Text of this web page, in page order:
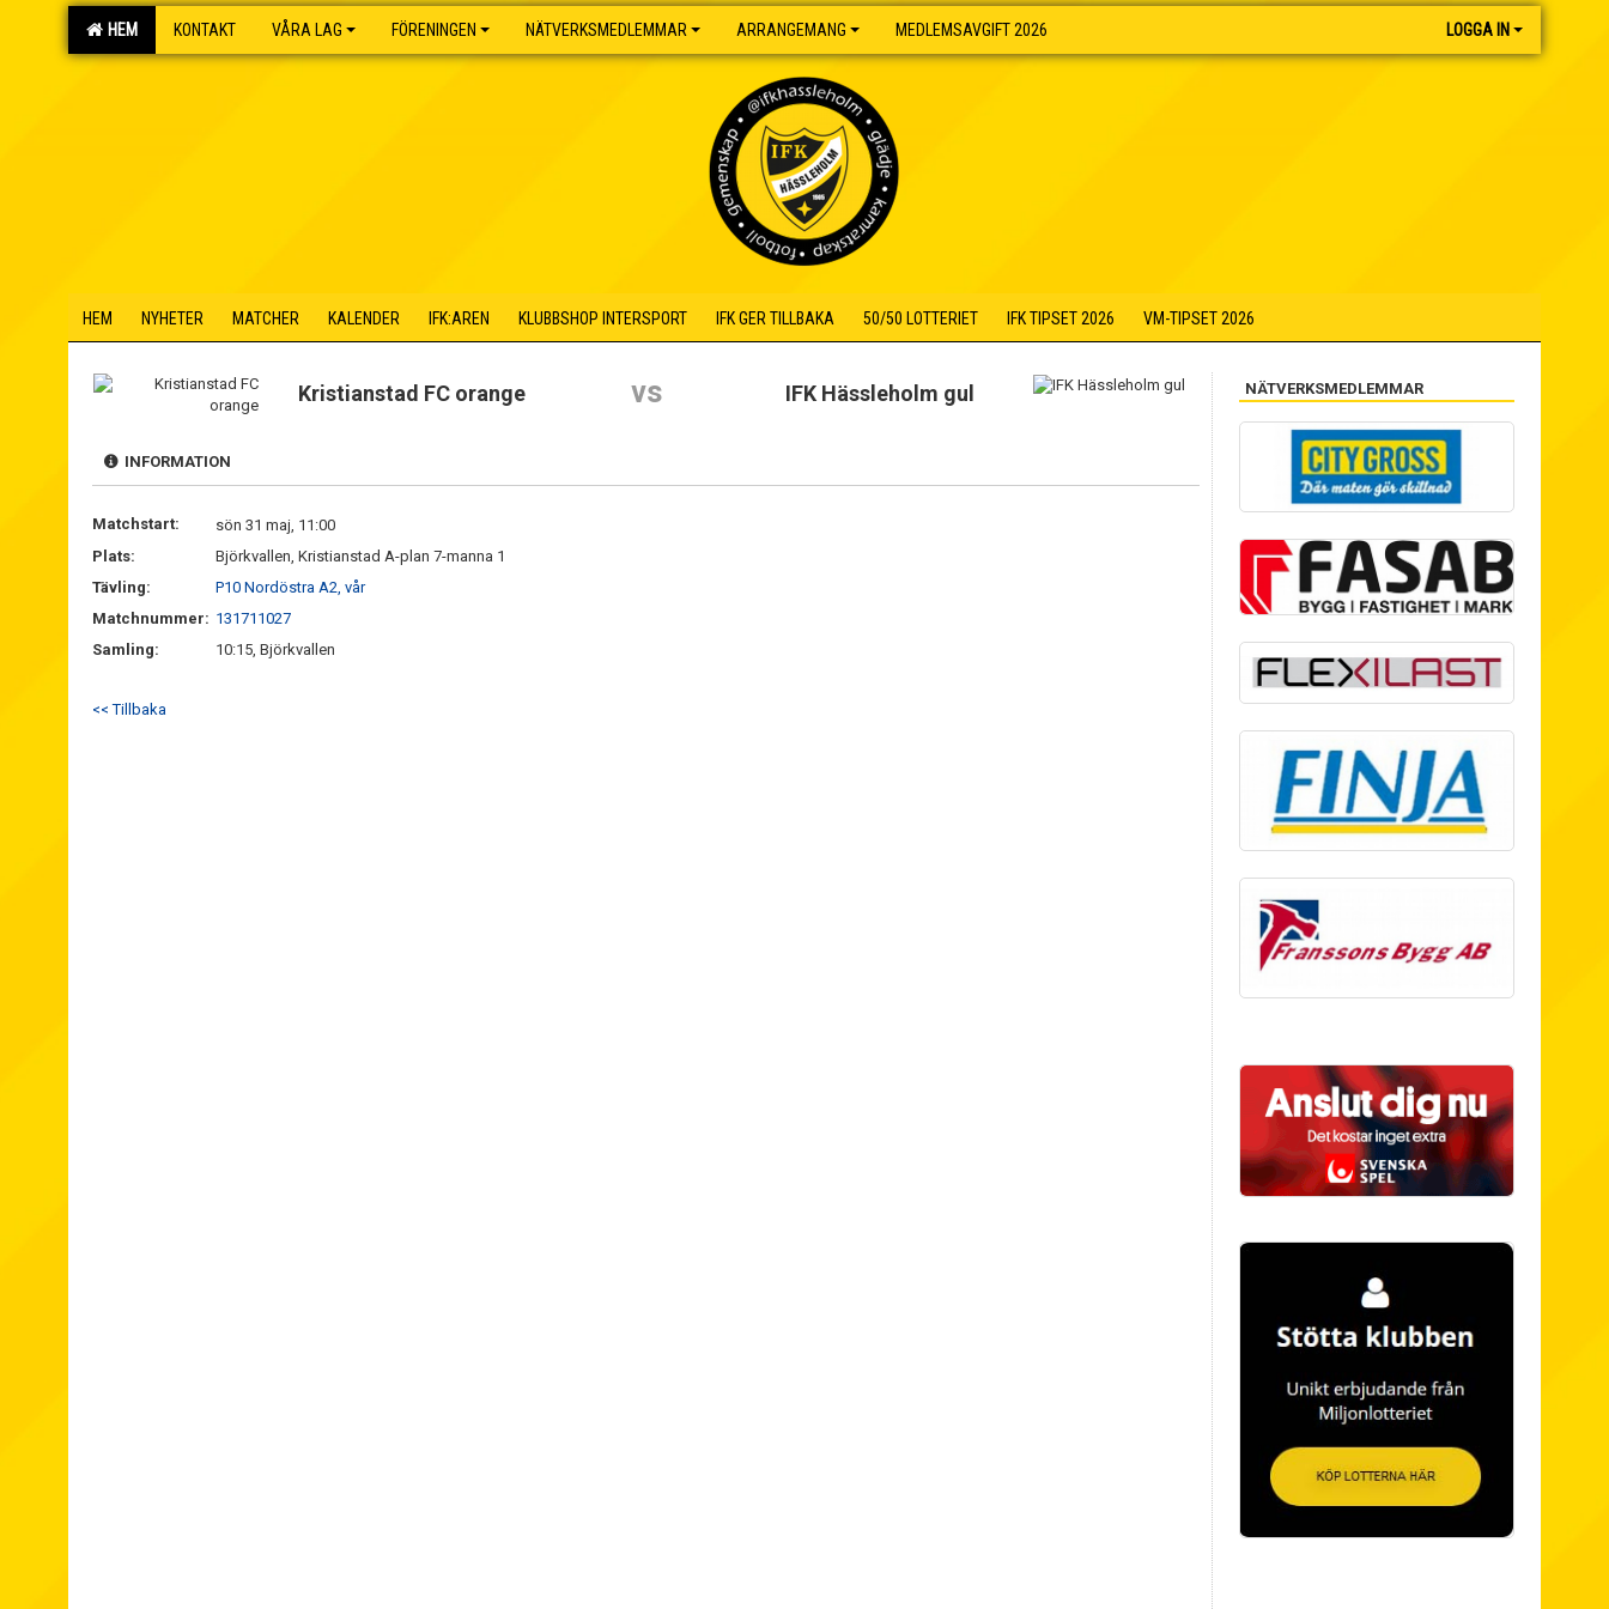
HEM KONTAKT VÅRA LAG FÖRENINGEN NÄTVERKSMEDLEMMAR ARRANGEMANG MEDLEMSAVGIFT 2026 LOGGA IN
HEM NYHETER MATCHER KALENDER IFK:AREN KLUBBSHOP INTERSPORT IFK GER TILLBAKA 50/50 LOTTERIET IFK TIPSET 2026 VM-TIPSET 2026
Kristianstad FC orange vs IFK Hässleholm gul
INFORMATION
Matchstart:
sön 31 maj, 11:00
Plats:
Björkvallen, Kristianstad A-plan 7-manna 1
Tävling:
P10 Nordöstra A2, vår
Matchnummer: 131711027
Samling:
10:15, Björkvallen
<< Tillbaka
NÄTVERKSMEDLEMMAR